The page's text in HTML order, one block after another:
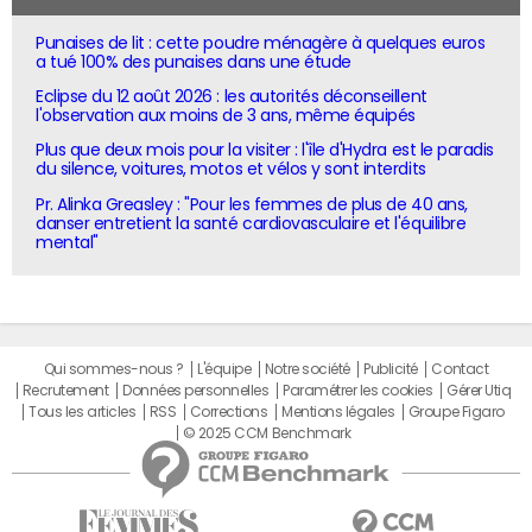
Punaises de lit : cette poudre ménagère à quelques euros
a tué 100% des punaises dans une étude
Eclipse du 12 août 2026 : les autorités déconseillent
l'observation aux moins de 3 ans, même équipés
Plus que deux mois pour la visiter : l'île d'Hydra est le paradis
du silence, voitures, motos et vélos y sont interdits
Pr. Alinka Greasley : "Pour les femmes de plus de 40 ans,
danser entretient la santé cardiovasculaire et l'équilibre
mental"
Qui sommes-nous ? L'équipe Notre société Publicité
Contact
Recrutement
Données personnelles Paramétrer les cookies
Gérer Utiq
Tous les articles
RSS Corrections Mentions légales
Groupe Figaro
© 2025 CCM Benchmark